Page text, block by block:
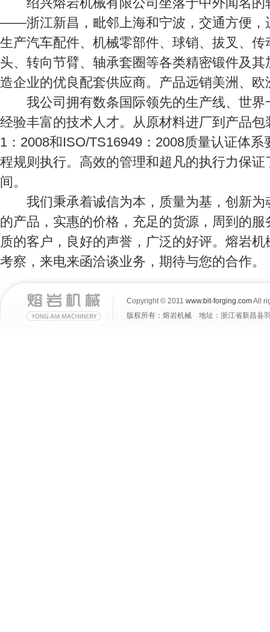
绍兴熔岩机械有限公司坐落于中外闻名的
——浙江新昌，毗邻上海和宁波，交通方便，
生产汽车配件、机械零部件、球销、拔叉、
头、转向节臂、轴承套圈等各类精密锻件及
造企业的优良配套供应商。产品远销美洲、
我公司拥有数条国际领先的生产线、世界
经验丰富的技术人才。从原材料进厂到产品
1：2008和ISO/TS16949：2008质量认证体
程规则执行。高效的管理和超凡的执行力保
间。
我们秉承着诚信为本，质量为基，创新为
的产品，实惠的价格，充足的货源，周到的
质的客户，良好的声誉，广泛的好评。熔岩
考察，来电来函洽谈业务，期待与您的合作。
Copyright © 2011 www.bit-forging.comAll
版权所有：熔岩机械 地址：浙江省新昌